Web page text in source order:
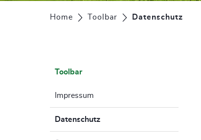
Home Toolbar Datenschutz
Toolbar
Impressum
Datenschutz